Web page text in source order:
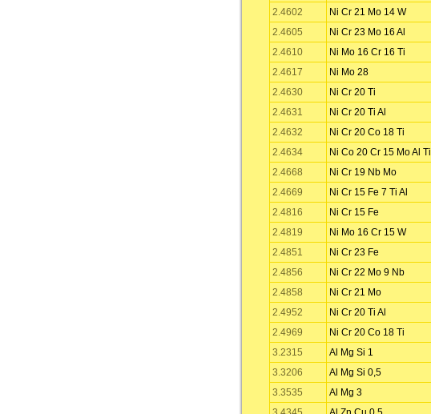
2.4602
Ni Cr 21 Mo 14 W
2.4605
Ni Cr 23 Mo 16 Al
2.4610
Ni Mo 16 Cr 16 Ti
2.4617
Ni Mo 28
2.4630
Ni Cr 20 Ti
2.4631
Ni Cr 20 Ti Al
2.4632
Ni Cr 20 Co 18 Ti
2.4634
Ni Co 20 Cr 15 Mo Al Ti
2.4668
Ni Cr 19 Nb Mo
2.4669
Ni Cr 15 Fe 7 Ti Al
2.4816
Ni Cr 15 Fe
2.4819
Ni Mo 16 Cr 15 W
2.4851
Ni Cr 23 Fe
2.4856
Ni Cr 22 Mo 9 Nb
2.4858
Ni Cr 21 Mo
2.4952
Ni Cr 20 Ti Al
2.4969
Ni Cr 20 Co 18 Ti
3.2315
Al Mg Si 1
3.3206
Al Mg Si 0,5
3.3535
Al Mg 3